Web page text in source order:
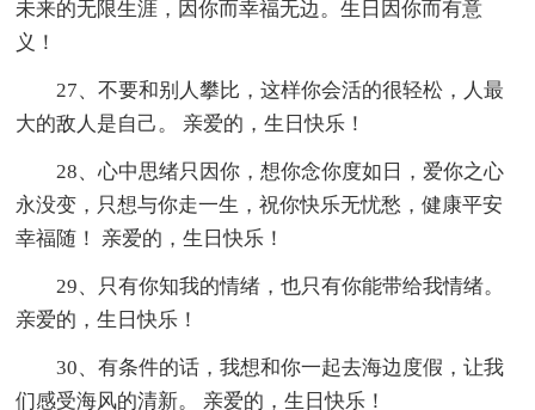
未来的无限生涯，因你而幸福无边。生日因你而有意
义！
27、不要和别人攀比，这样你会活的很轻松，人最
大的敌人是自己。 亲爱的，生日快乐！
28、心中思绪只因你，想你念你度如日，爱你之心
永没变，只想与你走一生，祝你快乐无忧愁，健康平安
幸福随！ 亲爱的，生日快乐！
29、只有你知我的情绪，也只有你能带给我情绪。
亲爱的，生日快乐！
30、有条件的话，我想和你一起去海边度假，让我
们感受海风的清新。 亲爱的，生日快乐！